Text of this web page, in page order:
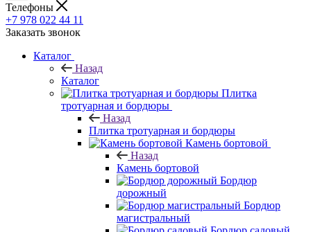
Телефоны
+7 978 022 44 11
Заказать звонок
Каталог
Назад
Каталог
Плитка
тротуарная и бордюры
Назад
Плитка тротуарная и бордюры
Камень бортовой
Назад
Камень бортовой
Бордюр
дорожный
Бордюр
магистральный